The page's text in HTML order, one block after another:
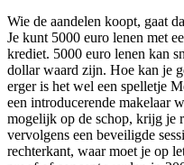
Wie de aandelen koopt, gaat
Je kunt 5000 euro lenen met
krediet. 5000 euro lenen kan
dollar waard zijn. Hoe kan je
erger is het wel een spelletje
een introducerende makelaar
mogelijk op de schop, krijg je
vervolgens een beveiligde
rechterkant, waar moet je op